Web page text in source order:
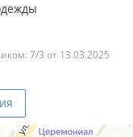
7/3 от 13.03.2025